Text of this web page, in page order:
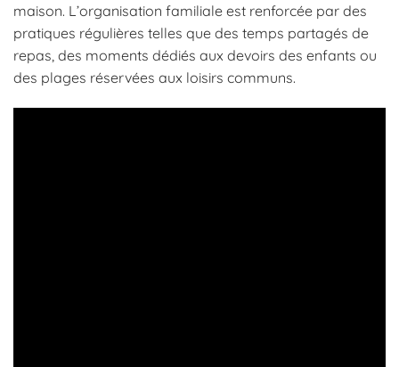
maison. L’organisation familiale est renforcée par des
pratiques régulières telles que des temps partagés de
repas, des moments dédiés aux devoirs des enfants ou
des plages réservées aux loisirs communs.